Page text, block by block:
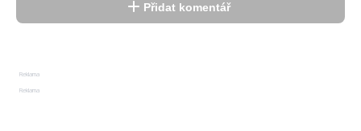
Přidat komentář
Reklama
Reklama